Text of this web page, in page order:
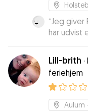
“Jeg giver
har udvist
Arthurs
igen en
Lill-brith ·
feriehjem
Aulum